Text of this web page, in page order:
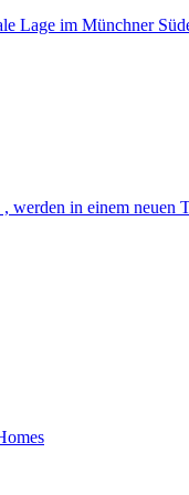
Lage im Münchner
werden in einem neuen